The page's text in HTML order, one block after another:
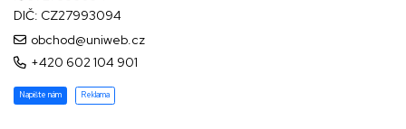
DIČ: CZ27993094
obchod@uniweb.cz
+420 602 104 901
Napište nám Reklama